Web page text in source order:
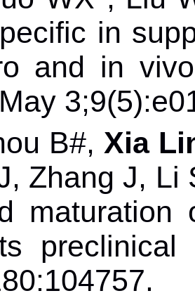
in
and in
B#, Xia
Zhang J, Li
maturation
preclinical